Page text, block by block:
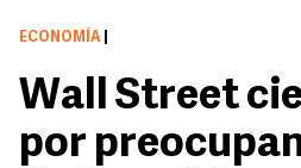
ECONOMÍA
Wall Street
por